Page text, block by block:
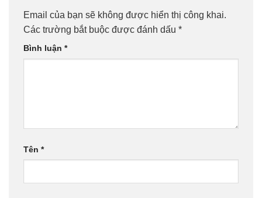
Email của bạn sẽ không được hiển thị công khai.
Các trường bắt buộc được đánh dấu *
Bình luận *
Tên *